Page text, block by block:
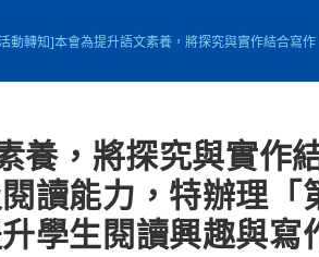
動轉知]本會為提升語文素養，將探究與實作結合寫
養，將探究與實作
讀能力，特辦理「
學生閱讀興趣與寫